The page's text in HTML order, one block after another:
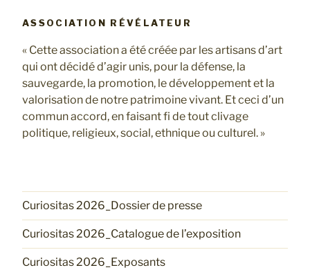
ASSOCIATION RÉVÉLATEUR
« Cette association a été créée par les artisans d’art
qui ont décidé d’agir unis, pour la défense, la
sauvegarde, la promotion, le développement et la
valorisation de notre patrimoine vivant. Et ceci d’un
commun accord, en faisant fi de tout clivage
politique, religieux, social, ethnique ou culturel. »
Curiositas 2026_Dossier de presse
Curiositas 2026_Catalogue de l’exposition
Curiositas 2026_Exposants